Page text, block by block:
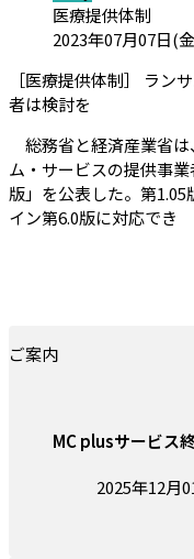
カテゴリ:医療提供体制
投稿日:2023年07月07日(
［医療提供体制］ ラン
者は検討を
総務省と経済産業省は
ム・サービスの提供事
版」を公表した。第
イン第6.0版に対応でき
ご案内
MC plusサービス
投稿日:2025年12月